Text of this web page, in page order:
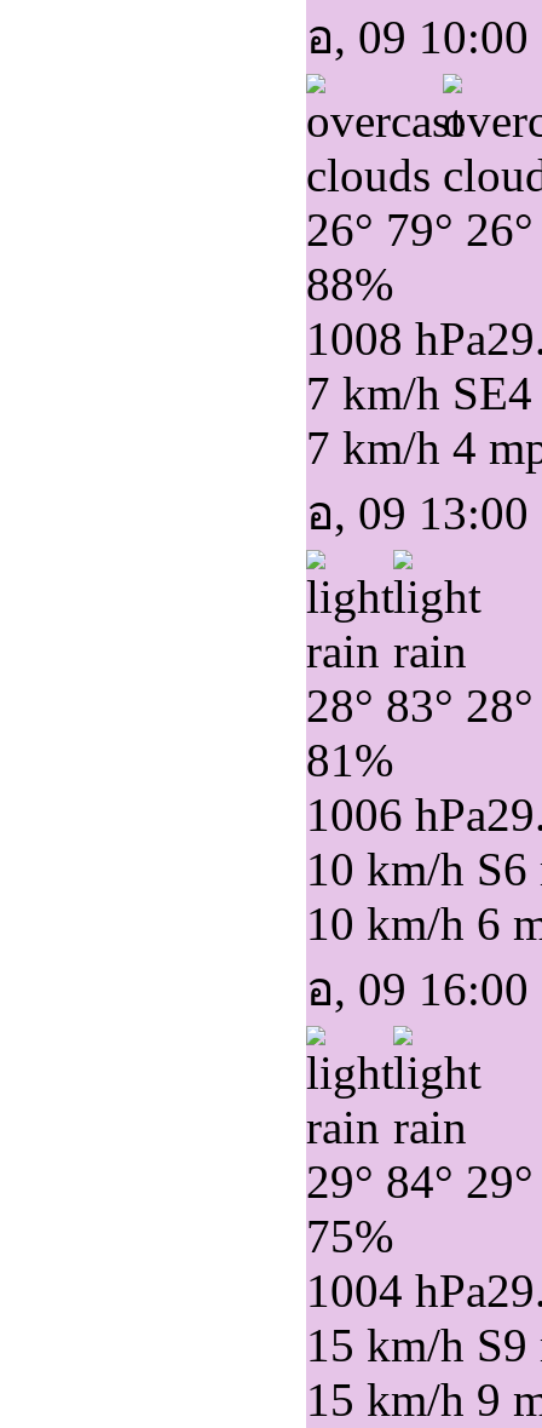
อ, 09 10:00
26° 79° 26°
88%
1008 hPa
7 km/h SE4
7 km/h 4
อ, 09 13:00
28° 83° 28°
81%
1006 hPa
10 km/h S6
10 km/h 6
อ, 09 16:00
29° 84° 29°
75%
1004 hPa
15 km/h S9
15 km/h 9